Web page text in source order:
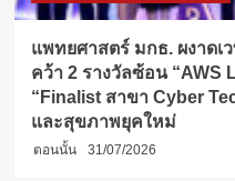
แพทยศาสตร์ มกธ. ผงาดเ
คว้า 2 รางวัลซ้อน “AWS
“Finalist สาขา Cyber
และสุขภาพยุคใหม่
ตอนนั้น 31/07/2026